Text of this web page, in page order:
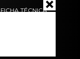
FICHA TÉCNICA